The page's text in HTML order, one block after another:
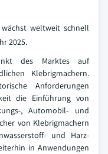
wächst weltweit schnell
2025.
des Marktes auf
Klebrigmachern.
Anforderungen
die Einführung von
, Automobil- und
von Klebrigmachern
und Harz-
in Anwendungen